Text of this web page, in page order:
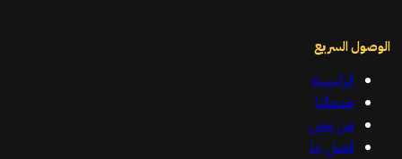
الوصول السريع
الرئيسية
خدماتنا
من نحن
اتصل بنا